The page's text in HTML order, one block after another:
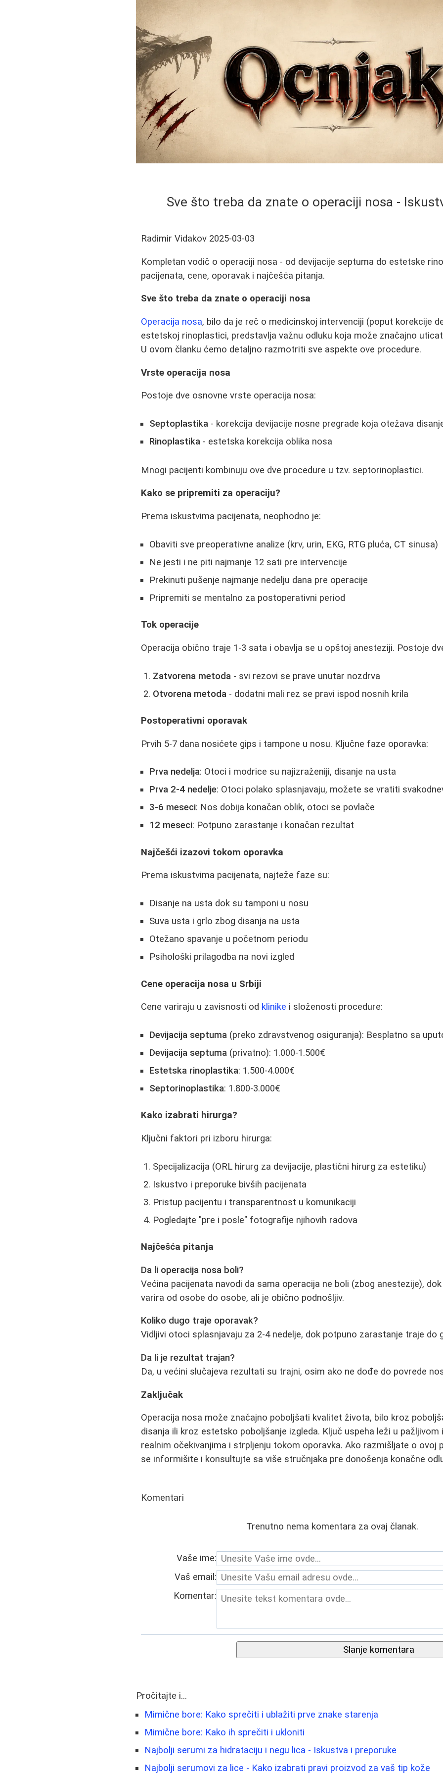
Sve što treba da znate o operaciji nosa -
Radimir Vidakov 2025-03-03
Kompletan vodič o operaciji nosa - od devijacije septuma do estetske
pacijenata, cene, oporavak i najčešća pitanja.
Sve što treba da znate o operaciji nosa
Operacija nosa, bilo da je reč o medicinskoj intervenciji (poput korekcije
estetskoj rinoplastici, predstavlja važnu odluku koja može značajno
U ovom članku ćemo detaljno razmotriti sve aspekte ove procedure.
Vrste operacija nosa
Postoje dve osnovne vrste operacija nosa:
Septoplastika - korekcija devijacije nosne pregrade koja otežava
Rinoplastika - estetska korekcija oblika nosa
Mnogi pacijenti kombinuju ove dve procedure u tzv. septorinoplastici.
Kako se pripremiti za operaciju?
Prema iskustvima pacijenata, neophodno je:
Obaviti sve preoperativne analize (krv, urin, EKG, RTG pluća, CT sinusa)
Ne jesti i ne piti najmanje 12 sati pre intervencije
Prekinuti pušenje najmanje nedelju dana pre operacije
Pripremiti se mentalno za postoperativni period
Tok operacije
Operacija obično traje 1-3 sata i obavlja se u opštoj anesteziji. Postoje
Zatvorena metoda - svi rezovi se prave unutar nozdrva
Otvorena metoda - dodatni mali rez se pravi ispod nosnih krila
Postoperativni oporavak
Prvih 5-7 dana nosićete gips i tampone u nosu. Ključne faze oporavka:
Prva nedelja: Otoci i modrice su najizraženiji, disanje na usta
Prva 2-4 nedelje: Otoci polako splasnjavaju, možete se vratiti
3-6 meseci: Nos dobija konačan oblik, otoci se povlače
12 meseci: Potpuno zarastanje i konačan rezultat
Najčešći izazovi tokom oporavka
Prema iskustvima pacijenata, najteže faze su:
Disanje na usta dok su tamponi u nosu
Suva usta i grlo zbog disanja na usta
Otežano spavanje u početnom periodu
Psihološki prilagodba na novi izgled
Cene operacija nosa u Srbiji
Cene variraju u zavisnosti od klinike i složenosti procedure:
Devijacija septuma (preko zdravstvenog osiguranja): Besplatno sa
Devijacija septuma (privatno): 1.000-1.500€
Estetska rinoplastika: 1.500-4.000€
Septorinoplastika: 1.800-3.000€
Kako izabrati hirurga?
Ključni faktori pri izboru hirurga:
Specijalizacija (ORL hirurg za devijacije, plastični hirurg za estetiku)
Iskustvo i preporuke bivših pacijenata
Pristup pacijentu i transparentnost u komunikaciji
Pogledajte "pre i posle" fotografije njihovih radova
Najčešća pitanja
Da li operacija nosa boli?
Većina pacijenata navodi da sama operacija ne boli (zbog anestezije),
varira od osobe do osobe, ali je obično podnošljiv.
Koliko dugo traje oporavak?
Vidljivi otoci splasnjavaju za 2-4 nedelje, dok potpuno zarastanje traje do
Da li je rezultat trajan?
Da, u većini slučajeva rezultati su trajni, osim ako ne dođe do povrede
Zaključak
Operacija nosa može značajno poboljšati kvalitet života, bilo kroz
disanja ili kroz estetsko poboljšanje izgleda. Ključ uspeha leži u pažljivom
realnim očekivanjima i strpljenju tokom oporavka. Ako razmišljate o ovoj
se informišite i konsultujte sa više stručnjaka pre donošenja konačne
Komentari
Trenutno nema komentara za ovaj članak.
Vaše ime:
Vaš email:
Komentar:
Slanje komentara
Pročitajte i...
Mimične bore: Kako sprečiti i ublažiti prve znake starenja
Mimične bore: Kako ih sprečiti i ukloniti
Najbolji serumi za hidrataciju i negu lica - Iskustva i preporuke
Najbolji serumovi za lice - Kako izabrati pravi proizvod za vaš tip kože